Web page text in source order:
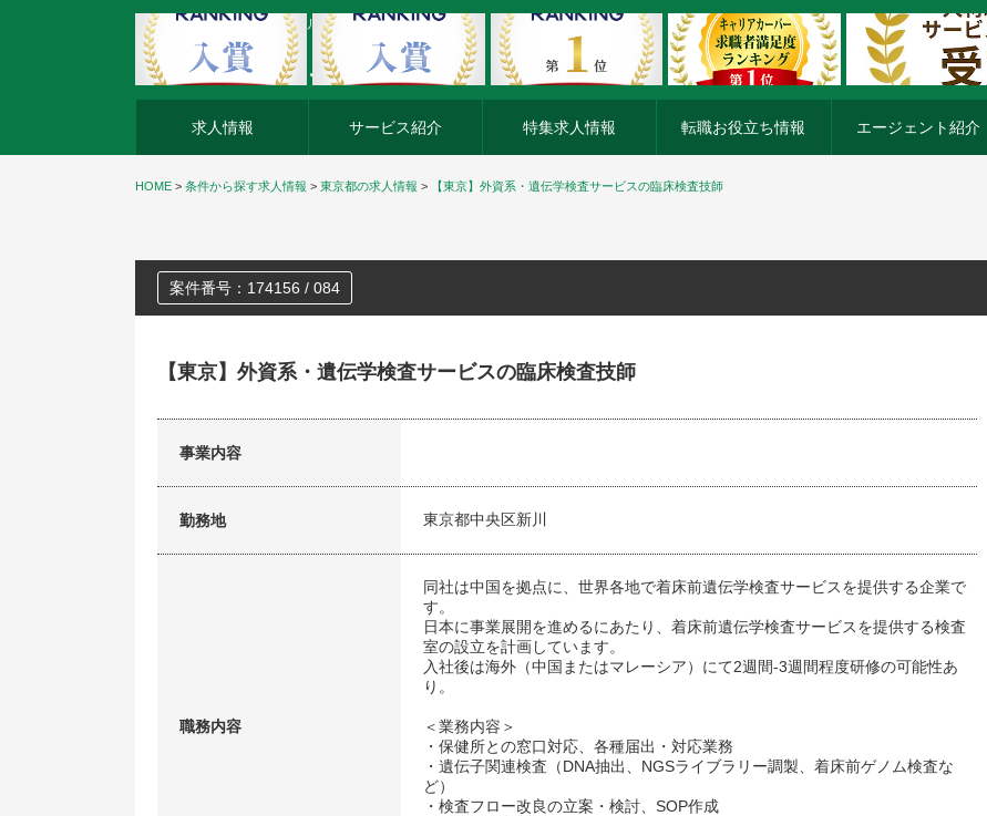
外資系企業の転職・キャリア転職ならアージスジャパン
求人情報 サービス紹介 特集求人情報 転職お役立ち情報 エージェント紹介
HOME > 条件から探す求人情報 > 東京都の求人情報 > 【東京】外資系・遺伝学検査サービスの臨床検査技師
案件番号：174156 / 084
【東京】外資系・遺伝学検査サービスの臨床検査技師
事業内容
勤務地 東京都中央区新川
職務内容
同社は中国を拠点に、世界各地で着床前遺伝学検査サービスを提供する企業で
す。
日本に事業展開を進めるにあたり、着床前遺伝学検査サービスを提供する検査
室の設立を計画しています。
入社後は海外（中国またはマレーシア）にて2週間-3週間程度研修の可能性あ
り。
＜業務内容＞
・保健所との窓口対応、各種届出・対応業務
・遺伝子関連検査（DNA抽出、NGSライブラリー調製、着床前ゲノム検査な
ど）
・検査フロー改良の立案・検討、SOP作成